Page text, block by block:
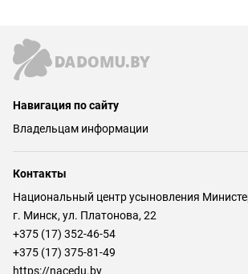
Навигация по сайту
Владельцам информации
Контакты
Национальный центр усыновления
г. Минск, ул. Платонова, 22
+375 (17) 352-46-54
+375 (17) 375-81-49
https://nacedu.by